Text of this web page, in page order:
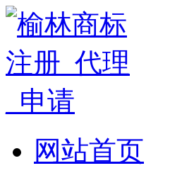
网站首页